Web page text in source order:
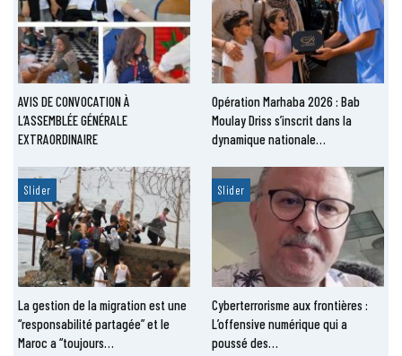
AVIS DE CONVOCATION À
L’ASSEMBLÉE GÉNÉRALE
EXTRAORDINAIRE
Opération Marhaba 2026 : Bab
Moulay Driss s’inscrit dans la
dynamique nationale…
Slider
La gestion de la migration est une
“responsabilité partagée” et le
Maroc a “toujours…
Slider
Cyberterrorisme aux frontières :
L’offensive numérique qui a
poussé des…